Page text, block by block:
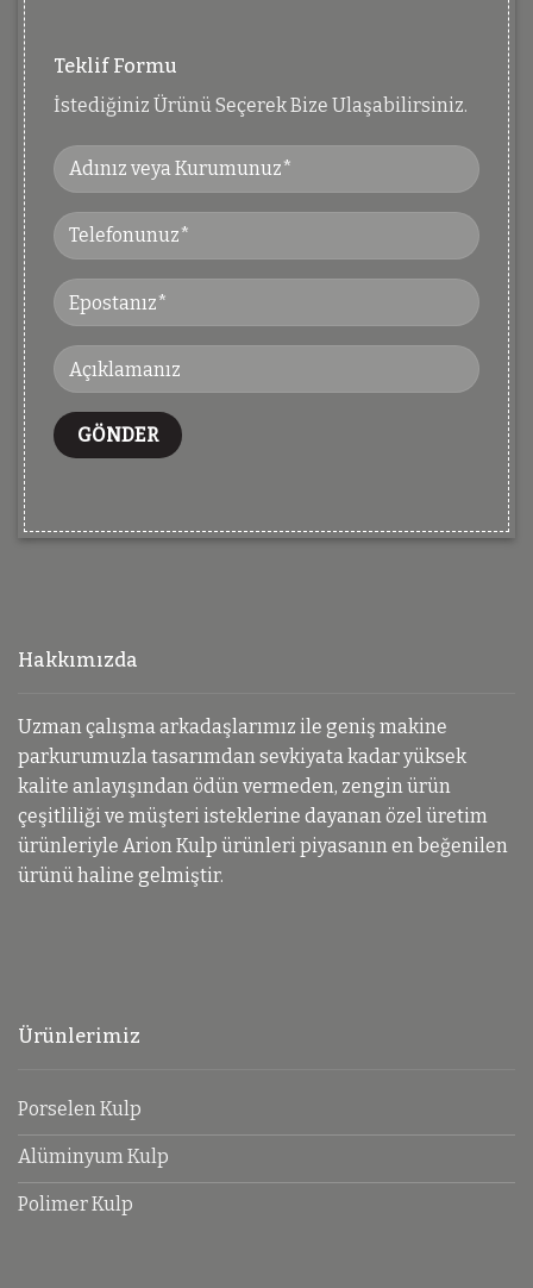
Teklif Formu
İstediğiniz Ürünü Seçerek Bize Ulaşabilirsiniz.
Hakkımızda
Uzman çalışma arkadaşlarımız ile geniş makine
parkurumuzla tasarımdan sevkiyata kadar yüksek
kalite anlayışından ödün vermeden, zengin ürün
çeşitliliği ve müşteri isteklerine dayanan özel üretim
ürünleriyle Arion Kulp ürünleri piyasanın en beğenilen
ürünü haline gelmiştir.
Ürünlerimiz
Porselen Kulp
Alüminyum Kulp
Polimer Kulp